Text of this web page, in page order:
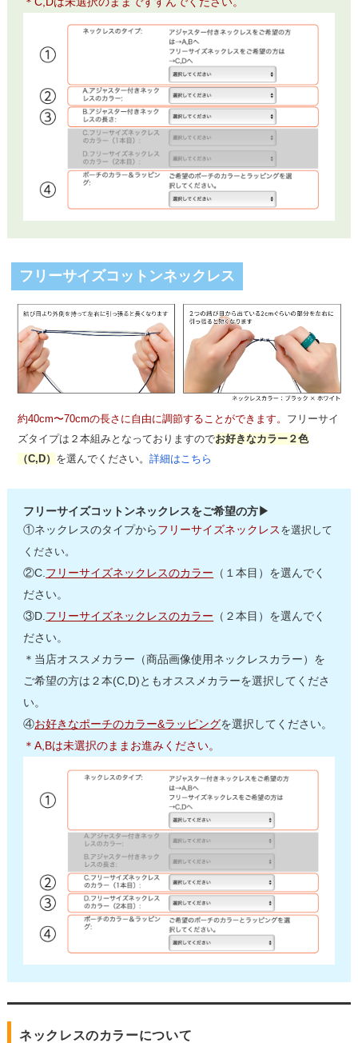
フリーサイズコットンネックレス
約40cm〜70cmの長さに自由に調節することができます。 フリーサイ
ズタイプは２本組みとなっておりますのでお好きなカラー２色
（C,D） を選んでください。 詳細はこちら
フリーサイズコットンネックレスをご希望の方▶
①ネックレスのタイプから フリーサイズネックレス を選択して
ください。
②C. フリーサイズネックレスのカラー （１本目）を選んでく
ださい。
③D. フリーサイズネックレスのカラー （２本目）を選んでく
ださい。
＊当店オススメカラー（商品画像使用ネックレスカラー）を
ご希望の方は２本(C,D)ともオススメカラーを選択してくださ
い。
④お好きなポーチのカラー&ラッピングを選択してください。
＊A,Bは未選択のままお進みください。
ネックレスのカラーについて